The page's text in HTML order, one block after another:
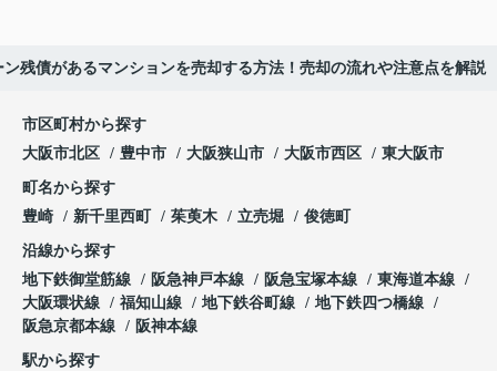
ン残債があるマンションを売却する方法！売却の流れや注意点を解説
市区町村から探す
大阪市北区
豊中市 大阪狭山市 大阪市西区 東大阪市
町名から探す
豊崎
新千里西町 茱萸木 立売堀 俊徳町
沿線から探す
地下鉄御堂筋線
阪急神戸本線 阪急宝塚本線
東海道本線
大阪環状線
福知山線 地下鉄谷町線
地下鉄四つ橋線
阪急京都本線
阪神本線
駅から探す